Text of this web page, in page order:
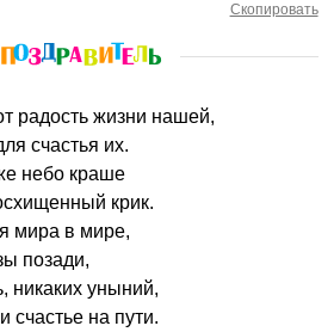
Скопировать
радость жизни нашей,
счастья их.
небо краше
крик.
мира в мире,
позади,
никаких уныний,
счастье на пути.